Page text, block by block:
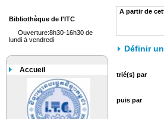
A partir de
Définir
trié(s) par
puis par
Bibliothèque de l'ITC
Ouverture:8h30-16h30 de
lundi à vendredi
Accueil